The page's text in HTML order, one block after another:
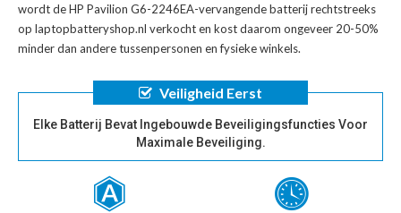
wordt deHP Pavilion G6-2246EA-vervangende batterijrechtstreeks
op laptopbatteryshop.nl verkocht en kost daarom ongeveer 20-50%
minder dan andere tussenpersonen en fysieke winkels.
Veiligheid Eerst
Elke Batterij Bevat Ingebouwde Beveiligingsfuncties Voor
Maximale Beveiliging.